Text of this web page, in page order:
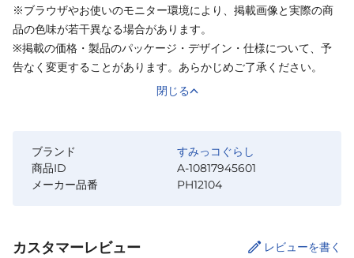
※ブラウザやお使いのモニター環境により、掲載画像と実際の商
品の色味が若干異なる場合があります。
※掲載の価格・製品のパッケージ・デザイン・仕様について、予
告なく変更することがあります。あらかじめご了承ください。
閉じる
ブランド
すみっコぐらし
商品ID
A-10817945601
メーカー品番
PH12104
カスタマーレビュー レビューを書く